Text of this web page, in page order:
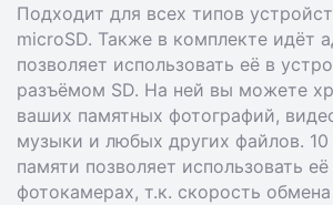
Подходит для всех типов
microSD. Также в комплекте идёт
позволяет использовать её в
разъёмом SD. На ней вы можете
ваших памятных фотографий,
музыки и любых других файлов. 10
памяти позволяет использовать
фотокамерах, т.к. скорость